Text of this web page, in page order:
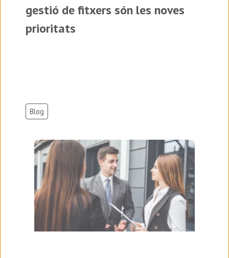
gestió de fitxers són les noves
prioritats
Blog